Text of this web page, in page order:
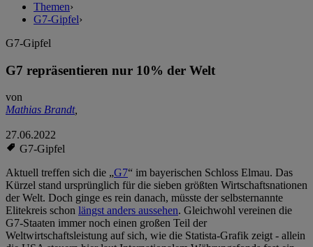
Themen›
G7-Gipfel›
G7-Gipfel
G7 repräsentieren nur 10% der Welt
von
Mathias Brandt,
27.06.2022
G7-Gipfel
Aktuell treffen sich die „G7“ im bayerischen Schloss Elmau. Das
Kürzel stand ursprünglich für die sieben größten Wirtschaftsnationen
der Welt. Doch ginge es rein danach, müsste der selbsternannte
Elitekreis schon längst anders aussehen. Gleichwohl vereinen die
G7-Staaten immer noch einen großen Teil der
Weltwirtschaftsleistung auf sich, wie die Statista-Grafik zeigt - allein